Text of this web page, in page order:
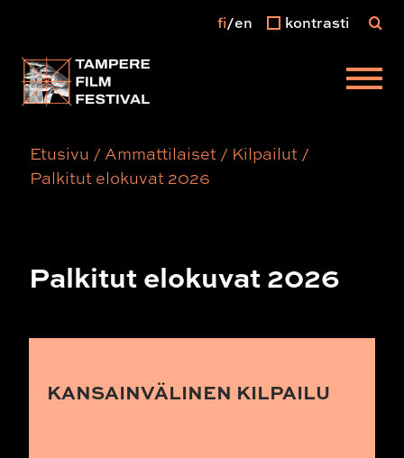
Päävalikko
fi en kontrasti
Etusivu / Ammattilaiset/ Kilpailut/
Palkitut elokuvat 2026
Palkitut elokuvat 2026
KANSAINVÄLINEN KILPAILU